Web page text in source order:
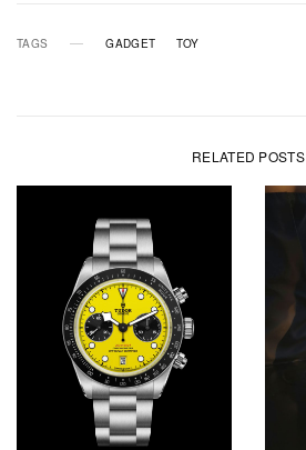
TAGS GADGET TOY
RELATED POSTS